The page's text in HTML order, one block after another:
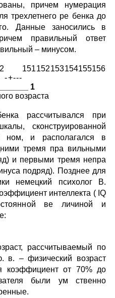
причем нумерация
трехлетнего ре бенка до
Данные заносились в
правильный ответ
– минусом.
151152153154155156
-+---
1
возраста
рассчитывался при
сконструированной
и располагался в
тремя пра вильными
и первыми тремя непра
подряд). Позднее для
немецкий психолог В.
интеллекта ( IQ
ве личиной и
рассчитываемый по
– физический возраст
коэффициент от 70% до
были ум ственно